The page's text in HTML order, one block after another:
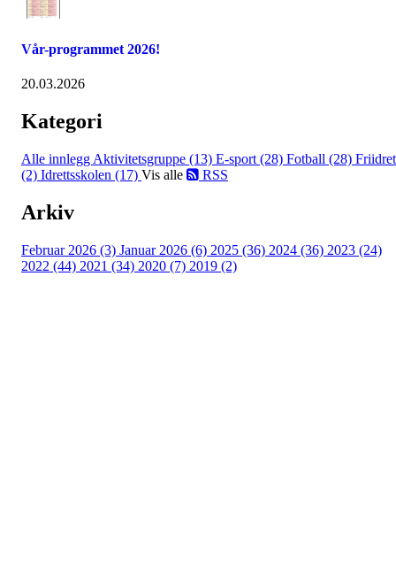
Vår-programmet 2026!
20.03.2026
Kategori
Alle innlegg Aktivitetsgruppe (13) E-sport (28) Fotball (28)
(2) Idrettsskolen (17) Vis alle RSS
Arkiv
Februar 2026 (3) Januar 2026 (6) 2025 (36) 2024 (36) 2023 (24)
2022 (44) 2021 (34) 2020 (7) 2019 (2)